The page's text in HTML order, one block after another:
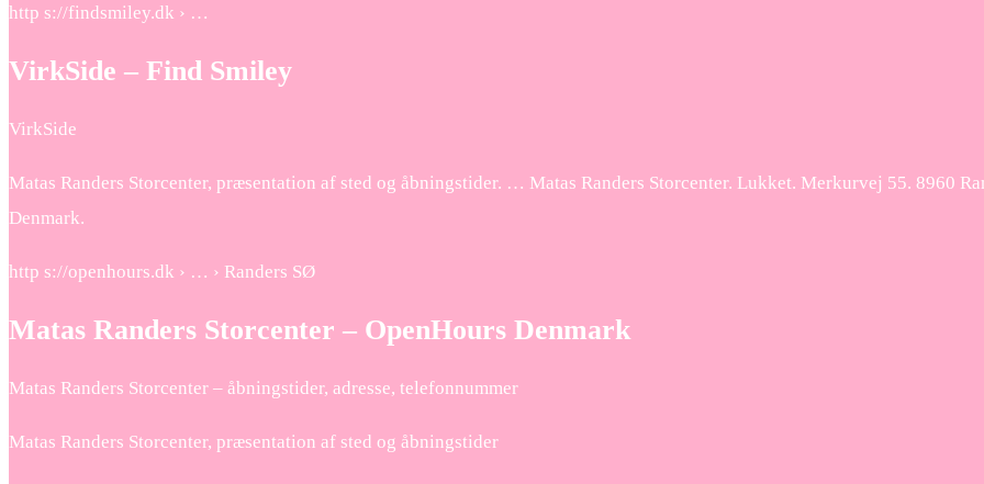
http s://findsmiley.dk › …
VirkSide – Find Smiley
VirkSide
Matas Randers Storcenter, præsentation af sted og åbningstider. … Matas Randers Storcenter. Lukket. Merkurvej 55. 8960
Denmark.
http s://openhours.dk › … › Randers SØ
Matas Randers Storcenter – OpenHours Denmark
Matas Randers Storcenter – åbningstider, adresse, telefonnummer
Matas Randers Storcenter, præsentation af sted og åbningstider